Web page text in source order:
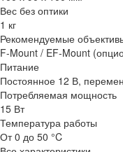
Вес без оптики
1 кг
Рекомендуемые
F-Mount / EF-Mount
Питание
Постоянное 12 В,
Потребляемая мощность
15 Вт
Температура работы
От 0 до 50 °C